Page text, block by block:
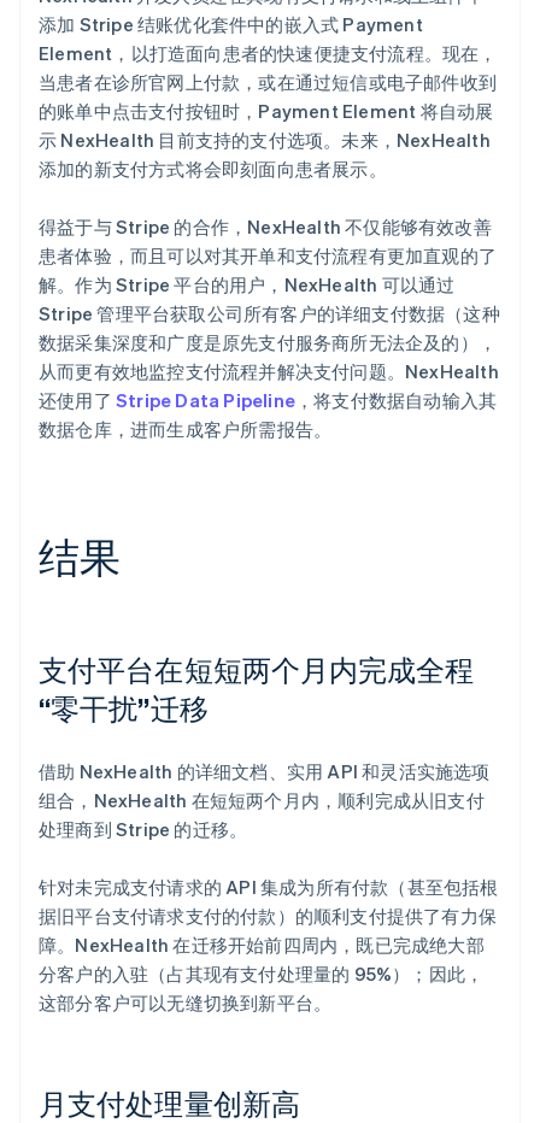
添加 Stripe 结账优化套件中的嵌入式 Payment
Element，以打造面向患者的快速便捷支付流程。现在，
当患者在诊所官网上付款，或在通过短信或电子邮件收到
的账单中点击支付按钮时，Payment Element 将自动展
示 NexHealth 目前支持的支付选项。未来，NexHealth
添加的新支付方式将会即刻面向患者展示。
得益于与 Stripe 的合作，NexHealth 不仅能够有效改善
患者体验，而且可以对其开单和支付流程有更加直观的了
解。作为 Stripe 平台的用户，NexHealth 可以通过
Stripe 管理平台获取公司所有客户的详细支付数据（这种
数据采集深度和广度是原先支付服务商所无法企及的），
从而更有效地监控支付流程并解决支付问题。NexHealth
还使用了 Stripe Data Pipeline ，将支付数据自动输入其
数据仓库，进而生成客户所需报告。
结果
支付平台在短短两个月内完成全程
“零干扰”迁移
借助 NexHealth 的详细文档、实用 API 和灵活实施选项
组合，NexHealth 在短短两个月内，顺利完成从旧支付
处理商到 Stripe 的迁移。
针对未完成支付请求的 API 集成为所有付款（甚至包括根
据旧平台支付请求支付的付款）的顺利支付提供了有力保
障。NexHealth 在迁移开始前四周内，既已完成绝大部
分客户的入驻（占其现有支付处理量的 95%）；因此，
这部分客户可以无缝切换到新平台。
月支付处理量创新高